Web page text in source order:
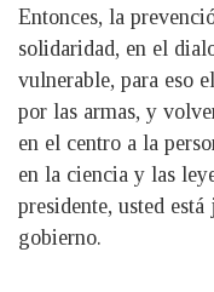
Entonces, la
solidaridad, en el
vulnerable, para eso
por las armas, y
en el centro a la
en la ciencia y las
presidente, usted
gobierno.